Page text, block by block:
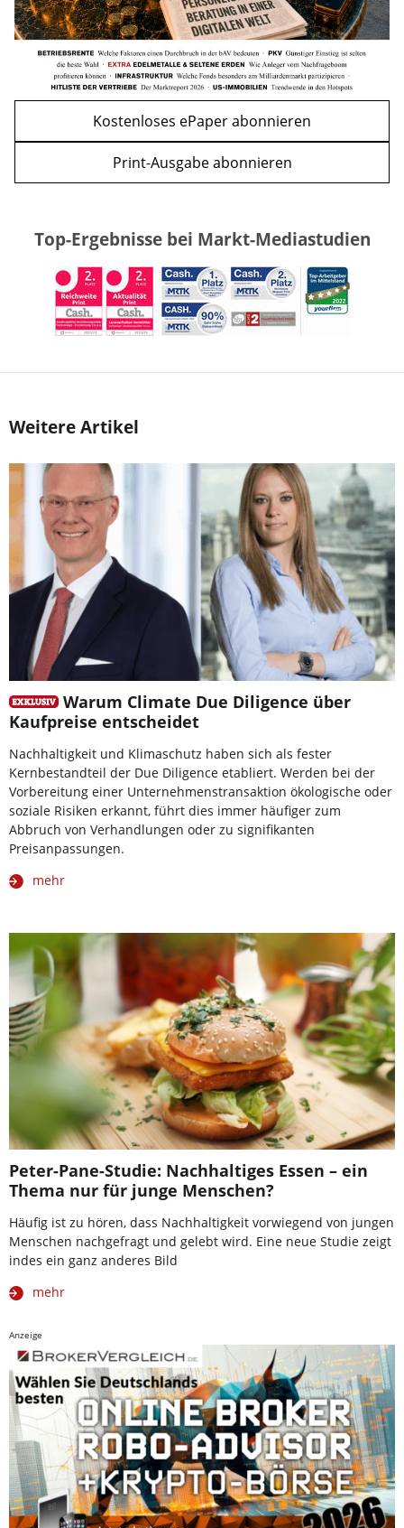
Kostenloses ePaper abonnieren
Print-Ausgabe abonnieren
Top-Ergebnisse bei Markt-Mediastudien
Weitere Artikel
Warum Climate Due Diligence über
Kaufpreise entscheidet
Nachhaltigkeit und Klimaschutz haben sich als fester
Kernbestandteil der Due Diligence etabliert. Werden bei der
Vorbereitung einer Unternehmenstransaktion ökologische oder
soziale Risiken erkannt, führt dies immer häufiger zum
Abbruch von Verhandlungen oder zu signifikanten
Preisanpassungen.
mehr
Peter-Pane-Studie: Nachhaltiges Essen – ein
Thema nur für junge Menschen?
Häufig ist zu hören, dass Nachhaltigkeit vorwiegend von jungen
Menschen nachgefragt und gelebt wird. Eine neue Studie zeigt
indes ein ganz anderes Bild
mehr
Anzeige